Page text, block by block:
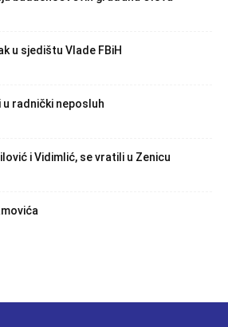
u sjedištu Vlade FBiH
u radnički neposluh
i Vidimlić, se vratili u Zenicu